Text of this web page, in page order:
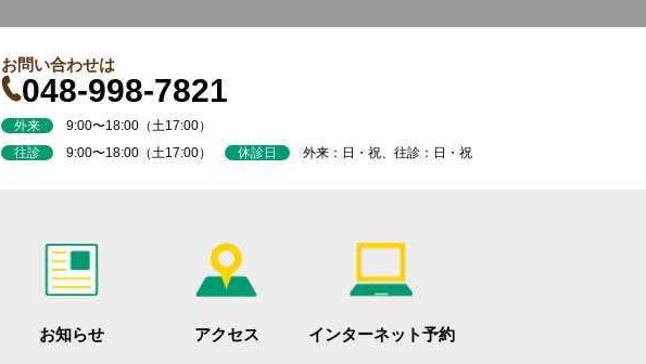
お問い合わせは
048-998-7821
外来9:00〜18:00（土17:00）
往診9:00〜18:00（土17:00） 休診日外来：日・祝、往診：日・祝
お知らせ アクセス インターネット予約